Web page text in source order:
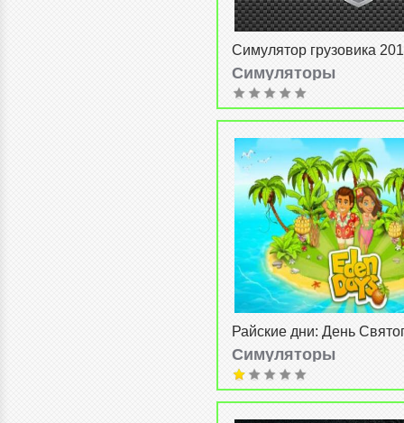
Симулятор грузовика
simulator 2014)
Симуляторы
admin от13-05-2014, 14:45
Райские дни: День
Валентина (Eden days:
Day)
Симуляторы
admin от8-05-2014, 10:43